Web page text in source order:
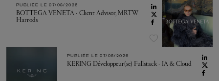
PUBLIÉE LE 07/08/2026
BOTTEGA VENETA - Client Advisor, MRTW
Harrods
PUBLIÉE LE 07/08/2026
KERING Développeur(se) Fullstack - IA & Cloud